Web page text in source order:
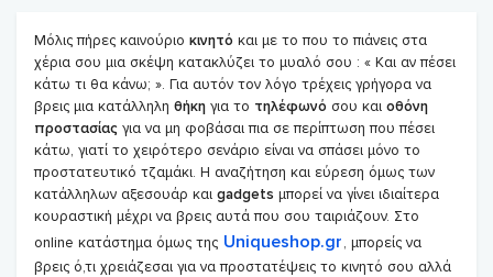
Μόλις πήρες καινούριο κινητό και με το που το πιάνεις στα
χέρια σου μια σκέψη κατακλύζει το μυαλό σου : « Και αν πέσει
κάτω τι θα κάνω; ». Για αυτόν τον λόγο τρέχεις γρήγορα να
βρεις μια κατάλληλη θήκη για το τηλέφωνό σου και οθόνη
προστασίας για να μη φοβάσαι πια σε περίπτωση που πέσει
κάτω, γιατί το χειρότερο σενάριο είναι να σπάσει μόνο το
προστατευτικό τζαμάκι. Η αναζήτηση και εύρεση όμως των
κατάλληλων αξεσουάρ και gadgets μπορεί να γίνει ιδιαίτερα
κουραστική μέχρι να βρεις αυτά που σου ταιριάζουν. Στο
online κατάστημα όμως της Uniqueshop.gr, μπορείς να
βρεις ό,τι χρειάζεσαι για να προστατέψεις το κινητό σου αλλά